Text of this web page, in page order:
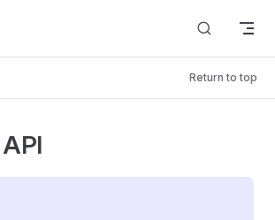
Return to top